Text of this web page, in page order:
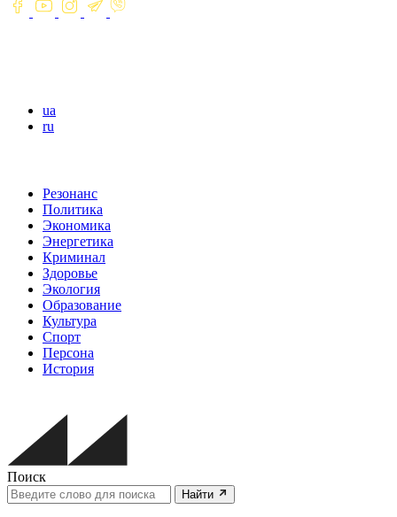
ua
ru
Резонанс
Политика
Экономика
Энергетика
Криминал
Здоровье
Экология
Образование
Культура
Спорт
Персона
История
Поиск
Найти